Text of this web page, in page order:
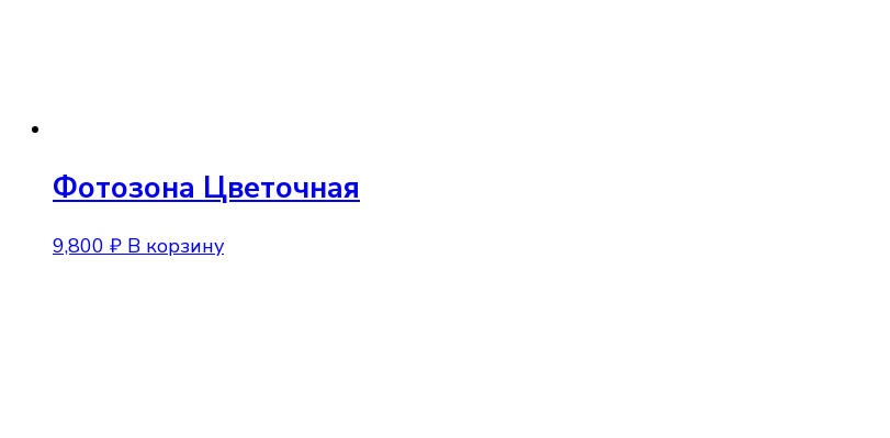
Фотозона Цветочная
9,800 ₽ В корзину